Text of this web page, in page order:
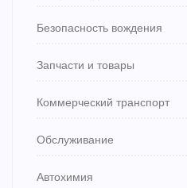
Безопасность вождения
Запчасти и товары
Коммерческий транспорт
Обслуживание
Автохимия